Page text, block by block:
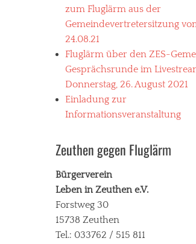
zum Fluglärm aus der
Gemeindevertretersitzung
24.08.21
Fluglärm über den ZES-
Gesprächsrunde im
Donnerstag, 26. August 2021
Einladung zur
Informationsveranstaltung
Zeuthen gegen Fluglärm
Bürgerverein
Leben in Zeuthen e.V.
Forstweg 30
15738 Zeuthen
Tel.: 033762 / 515 811